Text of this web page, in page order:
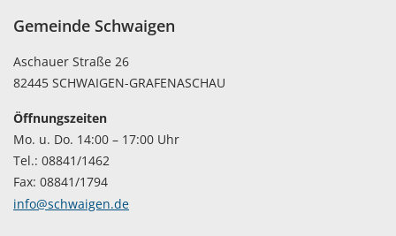
Gemeinde Schwaigen
Aschauer Straße 26
82445 SCHWAIGEN-GRAFENASCHAU
Öffnungszeiten
Mo. u. Do. 14:00 – 17:00 Uhr
Tel.: 08841/1462
Fax: 08841/1794
info@schwaigen.de